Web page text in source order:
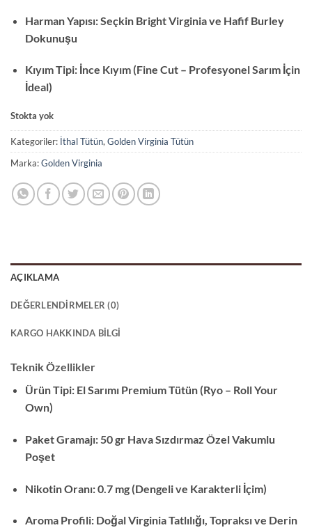
Harman Yapısı: Seçkin Bright Virginia ve Hafif Burley
Dokunuşu
Kıyım Tipi: İnce Kıyım (Fine Cut – Profesyonel Sarım İçin
İdeal)
Stokta yok
Kategoriler: İthal Tütün, Golden Virginia Tütün
Marka:Golden Virginia
AÇIKLAMA
DEĞERLENDIRMELER (0)
KARGO HAKKINDA BILGI
Teknik Özellikler
Ürün Tipi: El Sarımı Premium Tütün (Ryo – Roll Your
Own)
Paket Gramajı: 50 gr Hava Sızdırmaz Özel Vakumlu
Poşet
Nikotin Oranı: 0.7 mg (Dengeli ve Karakterli İçim)
Aroma Profili: Doğal Virginia Tatlılığı, Topraksı ve Derin